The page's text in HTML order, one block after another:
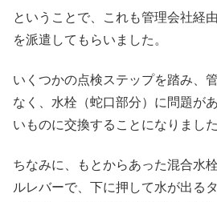
ということで、これも管理会社経
を派遣してもらいました。
いくつかの点検ステップを踏み、
なく、水栓（蛇口部分）に問題が
いものに交換することになりました
ちなみに、もとからあった混合水
ルレバーで、下に押して水が出る